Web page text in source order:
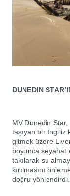
DUNEDIN
MV Dunedin Star,
taşıyan bir İngiliz
gitmek üzere
boyunca seyahat
takılarak su
kırılmasını
doğru yönlendirdi.